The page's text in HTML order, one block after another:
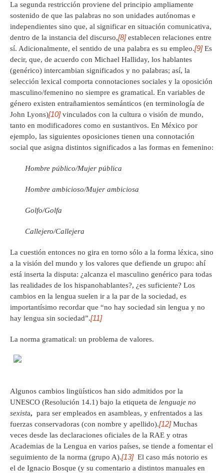
La segunda restricción proviene del principio ampliamente
sostenido de que las palabras no son unidades autónomas e
independientes sino que, al significar en situación comunicativa,
dentro de la instancia del discurso,[8]establecen relaciones entre
sí. Adicionalmente, el sentido de una palabra es su empleo.[9]Es
decir, que, de acuerdo con Michael Halliday, los hablantes
(genérico) intercambian significados y no palabras; así, la
selección lexical comporta connotaciones sociales y la oposición
masculino/femenino no siempre es gramatical. En variables de
género existen entrañamientos semánticos (en terminología de
John Lyons)[10]vinculados con la cultura o visión de mundo,
tanto en modificadores como en sustantivos. En México por
ejemplo, las siguientes oposiciones tienen una connotación
social que asigna distintos significados a las formas en femenino:
Hombre público/Mujer pública
Hombre ambicioso/Mujer ambiciosa
Golfo/Golfa
Callejero/Callejera
La cuestión entonces no gira en torno sólo a la forma léxica, sino
a la visión del mundo y los valores que defiende un grupo: ahí
está inserta la disputa: ¿alcanza el masculino genérico para todas
las realidades de los hispanohablantes?, ¿es suficiente? Los
cambios en la lengua suelen ir a la par de la sociedad, es
importantísimo recordar que “no hay sociedad sin lengua y no
hay lengua sin sociedad”.[11]
La norma gramatical: un problema de valores.
Algunos cambios lingüísticos han sido admitidos por la
UNESCO (Resolución 14.1) bajo la etiqueta de lenguaje no
sexista, para ser empleados en asambleas, y enfrentados a las
fuerzas conservadoras (con nombre y apellido).[12]Muchas
veces desde las declaraciones oficiales de la RAE y otras
Academias de la Lengua en varios países, se tiende a fomentar el
seguimiento de la norma (grupo A).[13]El caso más notorio es
el de Ignacio Bosque (y su comentario a distintos manuales en